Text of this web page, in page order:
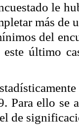
le
más de
del
este último
Para ello se
de